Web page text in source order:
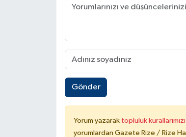
Gönder
Yorum yazarak topluluk kurallarımızı
yorumlardan Gazete Rize / Rize